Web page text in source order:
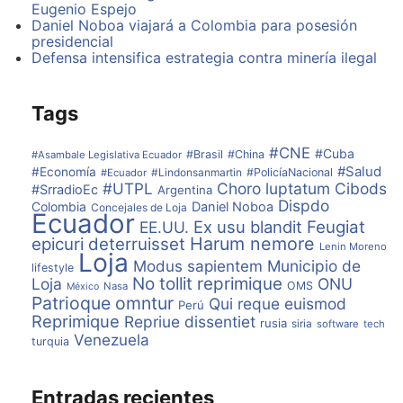
Eugenio Espejo
Daniel Noboa viajará a Colombia para posesión
presidencial
Defensa intensifica estrategia contra minería ilegal
Tags
#Asambale Legislativa Ecuador #Brasil #China #CNE #Cuba
#Economía #Ecuador #Lindonsanmartin #PolicíaNacional #Salud
#SrradioEc #UTPL Argentina Choro luptatum Cibods
Colombia Concejales de Loja Daniel Noboa Dispdo
Ecuador EE.UU. Ex usu blandit Feugiat
epicuri deterruisset Harum nemore Lenin Moreno
lifestyle Loja Modus sapientem Municipio de
Loja México Nasa No tollit reprimique OMS ONU
Patrioque omntur Perú Qui reque euismod
Reprimique Repriue dissentiet rusia siria software tech
turquia Venezuela
Entradas recientes